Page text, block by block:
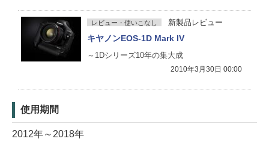
レビュー・使いこなし 新製品レビュー
キヤノンEOS-1D Mark IV
～1Dシリーズ10年の集大成
2010年3月30日 00:00
使用期間
2012年～2018年